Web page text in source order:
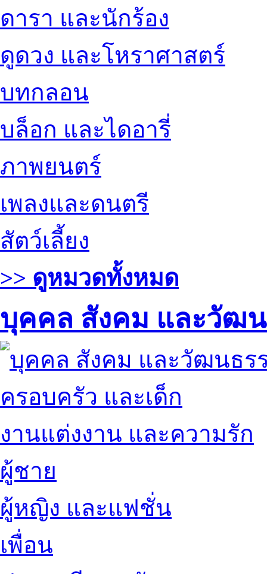
ดารา และนักร้อง
ดูดวง และโหราศาสตร์
บทกลอน
บล็อก และไดอารี่
ภาพยนตร์
เพลงและดนตรี
สัตว์เลี้ยง
>> ดูหมวดทั้งหมด
บุคคล สังคม และวัฒ
ครอบครัว และเด็ก
งานแต่งงาน และความรัก
ผู้ชาย
ผู้หญิง และแฟชั่น
เพื่อน